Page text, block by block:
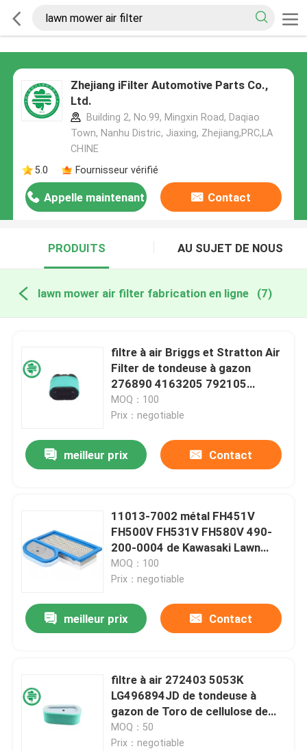
Zhejiang iFilter Automotive Parts Co.,
Ltd.
Building 2, No.99, Mingxin Road, Daqiao
Town, Nanhu Distric, Jiaxing, Zhejiang,PRC,LA
CHINE
5.0
Fournisseur vérifié
Appelle maintenant Contact
PRODUITS AU SUJET DE NOUS
lawn mower air filter fabrication en ligne (7)
filtre à air Briggs et Stratton Air
Filter de tondeuse à gazon
276890 4163205 792105
4163206 44H777
MOQ：100
Prix：negotiable
meilleur prix Contact
11013-7002 métal FH451V
FH500V FH531V FH580V 490-
200-0004 de Kawasaki Lawn
Mower Air Filter
MOQ：100
Prix：negotiable
meilleur prix Contact
filtre à air 272403 5053K
LG496894JD de tondeuse à
gazon de Toro de cellulose de
filtre de tracteur de la pelouse
496894S 493909
MOQ：50
Prix：negotiable